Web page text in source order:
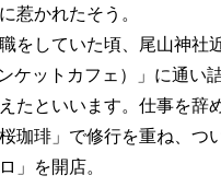
惹かれたそう。
をしていた頃、尾山神社
ケットカフェ）」に通い
たといいます。仕事を辞
珈琲」で修行を重ね、つ
」を開店。